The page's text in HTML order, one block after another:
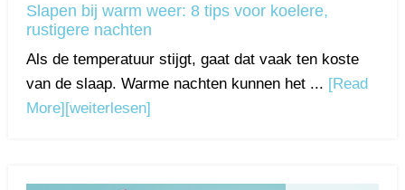
Slapen bij warm weer: 8 tips voor koelere,
rustigere nachten
Als de temperatuur stijgt, gaat dat vaak ten koste
van de slaap. Warme nachten kunnen het ... [Read
More][weiterlesen]